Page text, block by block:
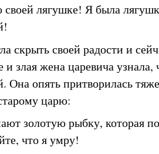
своей лягушке! Я была
скрыть своей радости и
и злая жена царевича узнала,
Она опять притворилась
царю:
золотую рыбку, которая
что я умру!